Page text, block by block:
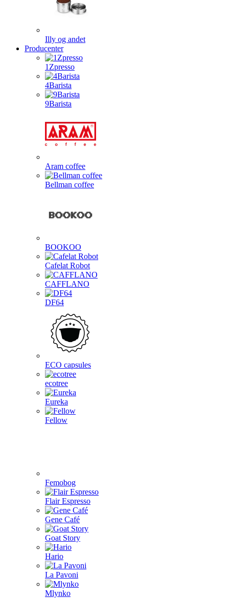
Illy og andet
Producenter
1Zpresso
4Barista
9Barista
Aram coffee
Bellman coffee
BOOKOO
Cafelat Robot
CAFFLANO
DF64
ECO capsules
ecotree
Eureka
Fellow
Femobog
Flair Espresso
Gene Café
Goat Story
Hario
La Pavoni
Mlynko